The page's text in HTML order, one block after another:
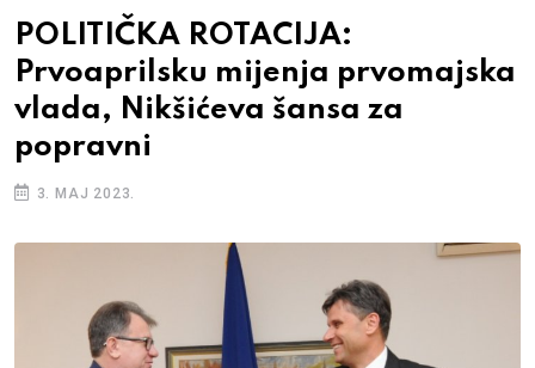
POLITIČKA ROTACIJA:
Prvoaprilsku mijenja prvomajska
vlada, Nikšićeva šansa za
popravni
3. MAJ 2023.